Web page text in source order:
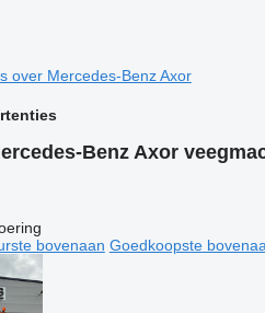
over Mercedes-Benz Axor
Benz Axor
bovenaan Goedkoopste